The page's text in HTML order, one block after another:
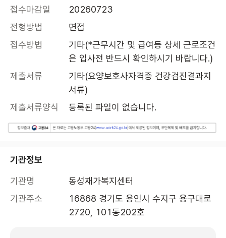
접수마감일
20260723
전형방법
면접
접수방법
기타(*근무시간 및 급여등 상세 근로조건
은 입사전 반드시 확인하시기 바랍니다.)
제출서류
기타(요양보호사자격증 건강검진결과지
서류)
제출서류양식
등록된 파일이 없습니다.
기관정보
기관명
동성재가복지센터
기관주소
16868 경기도 용인시 수지구 용구대로
2720, 101동202호